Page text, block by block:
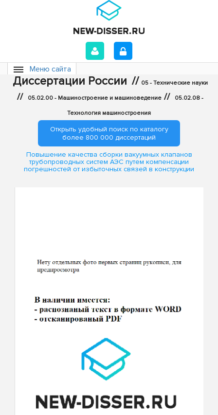
Меню сайта
Диссертации России // 05 - Технические науки
// 05.02.00 - Машиностроение и машиноведение // 05.02.08 -
Технология машиностроения
Открыть удобный поиск по каталогу
более 800 000 диссертаций
Повышение качества сборки вакуумных клапанов
трубопроводных систем АЭС путем компенсации
погрешностей от избыточных связей в конструкции